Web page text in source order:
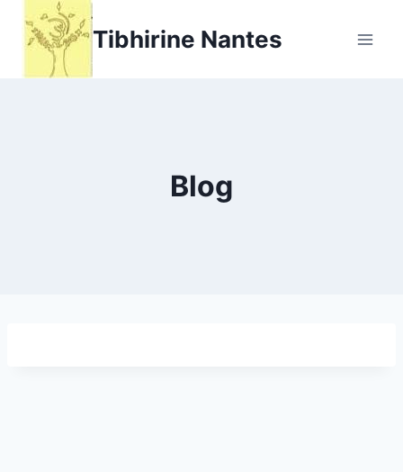
contenu
Tibhirine Nantes
Blog